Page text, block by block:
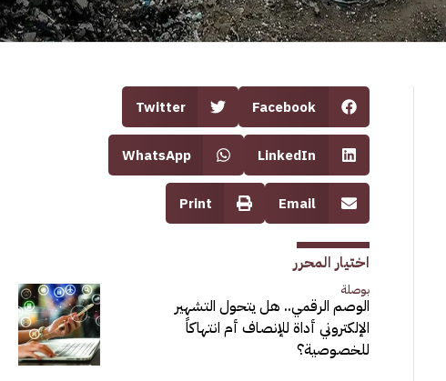
Facebook
Twitter
LinkedIn
WhatsApp
Email
Print
اختيار المحرر
بوصلة
الوصم الرقمي.. هل يتحول التشهير
الإلكتروني أداة للإنصاف أم انتهاكاً
للخصوصية؟